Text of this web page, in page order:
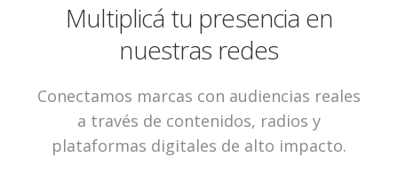
Multiplicá tu presencia en
nuestras redes
Conectamos marcas con audiencias reales
a través de contenidos, radios y
plataformas digitales de alto impacto.